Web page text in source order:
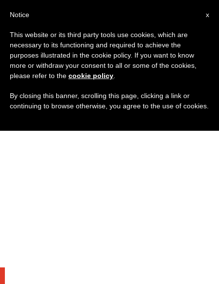
x
Notice
This website or its third party tools use cookies, which are
necessary to its functioning and required to achieve the
purposes illustrated in the cookie policy. If you want to know
more or withdraw your consent to all or some of the cookies,
please refer to the cookie policy
By closing this banner, scrolling this page, clicking a link or
continuing to browse otherwise, you agree to the use of cookies.